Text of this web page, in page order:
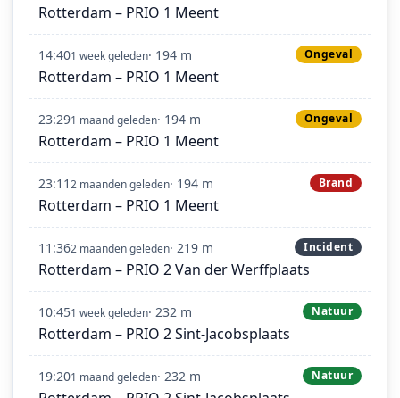
Rotterdam – PRIO 1 Meent
14:401 week geleden· 194 m Ongeval
Rotterdam – PRIO 1 Meent
23:291 maand geleden· 194 m Ongeval
Rotterdam – PRIO 1 Meent
23:112 maanden geleden· 194 m Brand
Rotterdam – PRIO 1 Meent
11:362 maanden geleden· 219 m Incident
Rotterdam – PRIO 2 Van der Werffplaats
10:451 week geleden· 232 m Natuur
Rotterdam – PRIO 2 Sint-Jacobsplaats
19:201 maand geleden· 232 m Natuur